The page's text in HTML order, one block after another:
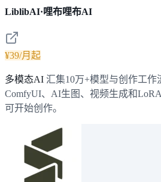
LiblibAI·哩布哩布AI
¥39/月起
多模态AI 汇集10万+模型与创作工作
ComfyUI、AI生图、视频生成和
可开始创作。